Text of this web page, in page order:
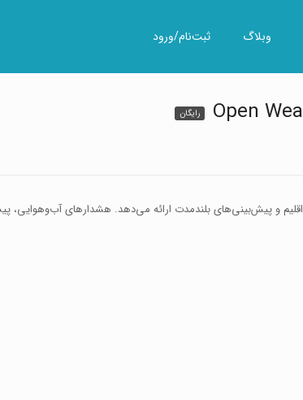
وبلاگ ثبت‌نام/ورود
رایگان
و پیش‌بینی‌های بلندمدت ارائه می‌دهد. هشدارهای آب‌وهوایی،